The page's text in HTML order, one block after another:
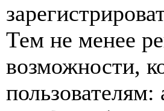
Тем не менее
возможности,